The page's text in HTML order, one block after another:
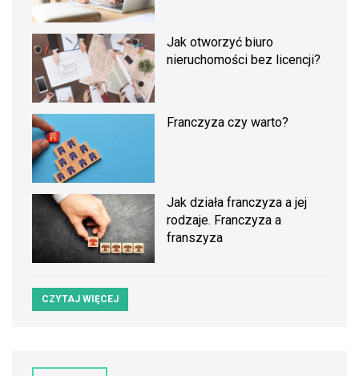
Jak otworzyć biuro
nieruchomości bez licencji?
Franczyza czy warto?
Jak działa franczyza a jej
rodzaje. Franczyza a
franszyza
CZYTAJ WIĘCEJ